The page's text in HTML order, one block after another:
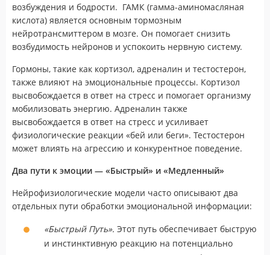
возбуждения и бодрости. ГАМК (гамма-аминомасляная
кислота) является основным тормозным
нейротрансмиттером в мозге. Он помогает снизить
возбудимость нейронов и успокоить нервную систему.
Гормоны, такие как кортизол, адреналин и тестостерон,
также влияют на эмоциональные процессы. Кортизол
высвобождается в ответ на стресс и помогает организму
мобилизовать энергию. Адреналин также
высвобождается в ответ на стресс и усиливает
физиологические реакции «бей или беги». Тестостерон
может влиять на агрессию и конкурентное поведение.
Два пути к эмоции — «Быстрый» и «Медленный»
Нейрофизиологические модели часто описывают два
отдельных пути обработки эмоциональной информации:
«Быстрый Путь». Этот путь обеспечивает быструю
и инстинктивную реакцию на потенциально